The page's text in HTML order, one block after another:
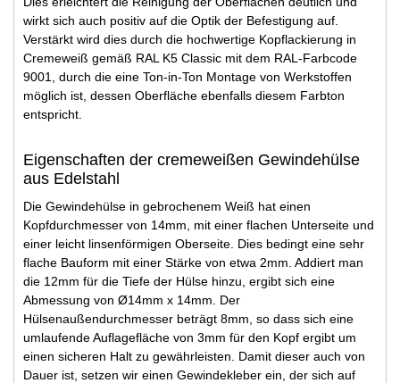
wirkt sich auch positiv auf die Optik der Befestigung auf.
Verstärkt wird dies durch die hochwertige Kopflackierung in
Cremeweiß gemäß RAL K5 Classic mit dem RAL-Farbcode
9001, durch die eine Ton-in-Ton Montage von Werkstoffen
möglich ist, dessen Oberfläche ebenfalls diesem Farbton
entspricht.
Eigenschaften der cremeweißen Gewindehülse
aus Edelstahl
Die Gewindehülse in gebrochenem Weiß hat einen
Kopfdurchmesser von 14mm, mit einer flachen Unterseite und
einer leicht linsenförmigen Oberseite. Dies bedingt eine sehr
flache Bauform mit einer Stärke von etwa 2mm. Addiert man
die 12mm für die Tiefe der Hülse hinzu, ergibt sich eine
Abmessung von Ø14mm x 14mm. Der
Hülsenaußendurchmesser beträgt 8mm, so dass sich eine
umlaufende Auflagefläche von 3mm für den Kopf ergibt um
einen sicheren Halt zu gewährleisten. Damit dieser auch von
Dauer ist, setzen wir einen Gewindekleber ein, der sich auf